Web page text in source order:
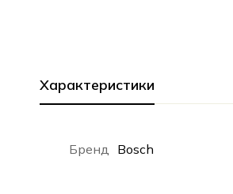
Характеристики
Бренд Bosch